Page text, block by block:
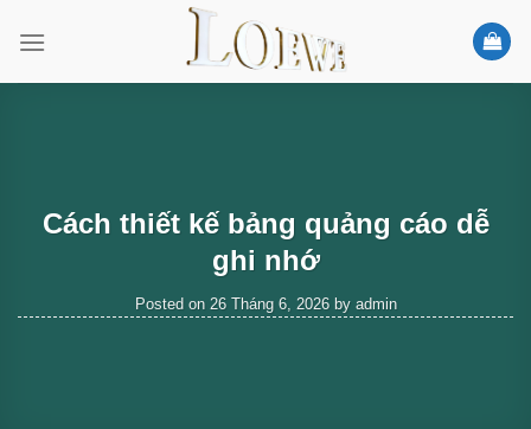
Cách thiết kế bảng quảng cáo dễ
ghi nhớ
Posted on 26 Tháng 6, 2026by admin